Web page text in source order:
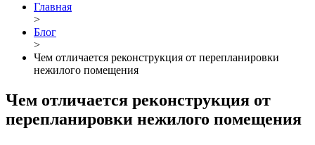
Главная
>
Блог
>
Чем отличается реконструкция от перепланировки
нежилого помещения
Чем отличается реконструкция от
перепланировки нежилого помещения